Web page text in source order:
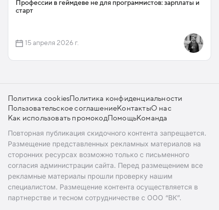
Профессии в геймдеве не для программистов: зарплаты и
старт
15 апреля 2026 г.
Политика cookiesПолитика конфиденциальности
Пользовательское соглашениеКонтактыО нас
Как использовать промокодПомощьКоманда
Повторная публикация скидочного контента запрещается.
Размещение представленных рекламных материалов на
сторонних ресурсах возможно только с письменного
согласия администрации сайта. Перед размещением все
рекламные материалы прошли проверку нашим
специалистом. Размещение контента осуществляется в
партнерстве и тесном сотрудничестве с ООО “ВК”.